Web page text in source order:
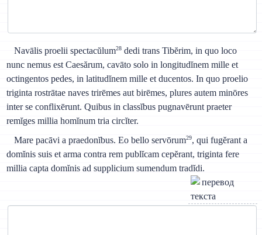
Navālis proelii spectacŭlum28 dedi trans Tibĕrim, in quo loco
nunc nemus est Caesărum, cavāto solo in longitudĭnem mille et
octingentos pedes, in latitudĭnem mille et ducentos. In quo proelio
triginta rostrātae naves trirēmes aut birēmes, plures autem minōres
inter se conflixērunt. Quibus in classĭbus pugnavērunt praeter
remĭges millia homĭnum tria circĭter.
Mare pacāvi a praedonĭbus. Eo bello servōrum29, qui fugĕrant a
domĭnis suis et arma contra rem publĭcam cepĕrant, triginta fere
millia capta domĭnis ad supplicium sumendum tradĭdi.